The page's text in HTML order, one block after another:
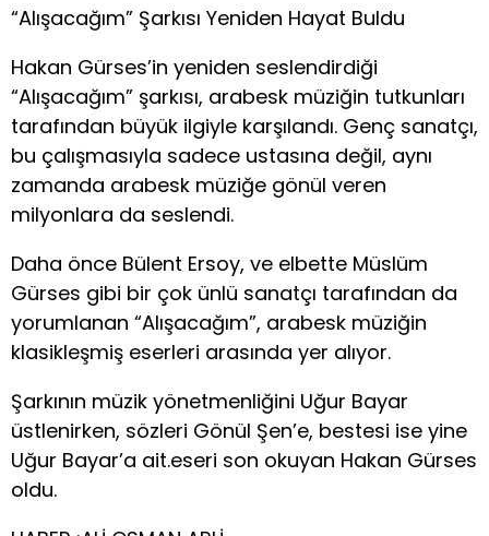
“Alışacağım” Şarkısı Yeniden Hayat Buldu
Hakan Gürses’in yeniden seslendirdiği
“Alışacağım” şarkısı, arabesk müziğin tutkunları
tarafından büyük ilgiyle karşılandı. Genç sanatçı,
bu çalışmasıyla sadece ustasına değil, aynı
zamanda arabesk müziğe gönül veren
milyonlara da seslendi.
Daha önce Bülent Ersoy, ve elbette Müslüm
Gürses gibi bir çok ünlü sanatçı tarafından da
yorumlanan “Alışacağım”, arabesk müziğin
klasikleşmiş eserleri arasında yer alıyor.
Şarkının müzik yönetmenliğini Uğur Bayar
üstlenirken, sözleri Gönül Şen’e, bestesi ise yine
Uğur Bayar’a ait.eseri son okuyan Hakan Gürses
oldu.